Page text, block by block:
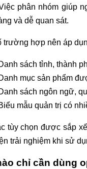
phân nhóm giúp
và dễ quan sát.
trường hợp nên áp
sách tỉnh, thành
mục sản phẩm
sách ngôn ngữ,
mẫu quản trị có
tùy chọn được sắp
trải nghiệm khi sử
chỉ cần dùng